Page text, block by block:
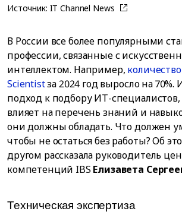
Источник: IT Channel News
В России все более популярными
профессии, связанные с
интеллектом. Например,
Scientistза 2024 год выросло на
подход к подбору ИТ-
влияет на перечень знаний и
они должны обладать. Что должен
чтобы не остаться без работы? Об
другом рассказала руководитель
компетенций IBS Елизавета
Техническая экспертиза